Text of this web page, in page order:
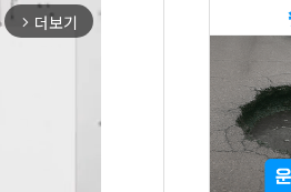
arrow_forward_ios 더보기